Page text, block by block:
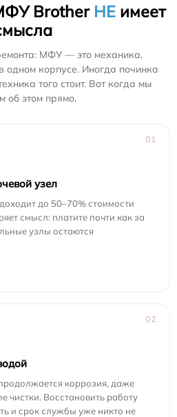
Brother НЕимеет
МФУ — это механика,
одном корпусе. Иногда починка
того стоит. Вот когда мы
об этом прямо.
01
узел
до 50–70% стоимости
смысл: платите почти как за
узлы остаются
02
коррозия, даже
чистки. Восстановить работу
и срок службы уже никто не